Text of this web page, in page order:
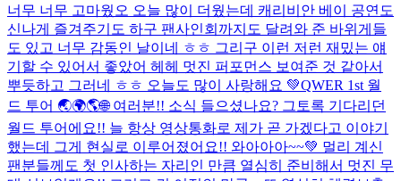
너무 너무 고마웠오 오늘 많이 더웠는데 캐리비안 베이 공연도
신나게 즐겨주기도 하구 팬사인회까지도 달려와 준 바위게들
도 있고 너무 감동인 날이네 ㅎㅎ 그리구 이런 저런 재밌는 얘
기할 수 있어서 좋았어 헤헤 멋진 퍼포먼스 보여준 것 같아서
뿌듯하고 그러네 ㅎㅎ 오늘도 많이 사랑해요 💚QWER 1st 월
드 투어 🌏🌍🌎🌐 여러분!! 소식 들으셨나요? 그토록 기다리던
월드 투어에요!! 늘 항상 영상통화로 제가 곧 가겠다고 이야기
했는데 그게 현실로 이루어졌어요!! 와아아아~~💚 멀리 계신
팬분들께도 첫 인사하는 자리인 만큼 열심히 준비해서 멋진 무